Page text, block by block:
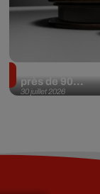
30 juillet 2026
près de 90...